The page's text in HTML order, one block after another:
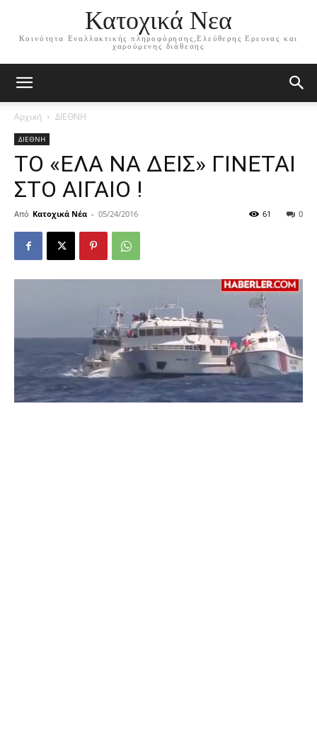
Κατοχικά Νεα
Κοινότητα Εναλλακτικής πληροφόρησης,Ελεύθερης Ερευνας και
χαρούμενης διάθεσης
Αρχική ΔΙΕΘΝΗ
ΔΙΕΘΝΗ
ΤΟ «ΕΛΑ ΝΑ ΔΕΙΣ» ΓΙΝΕΤΑΙ
ΣΤΟ ΑΙΓΑΙΟ !
Από Κατοχικά Νέα - 05/24/2016 0
61